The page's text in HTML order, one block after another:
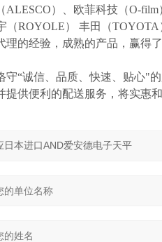
ALESCO）、欧菲科技（O-
（ROYOLE） 丰田（TOYOTA
理的经验，成熟的产品，赢得
守“诚信、品质、快速、贴心"
供便利的配送服务，将实惠